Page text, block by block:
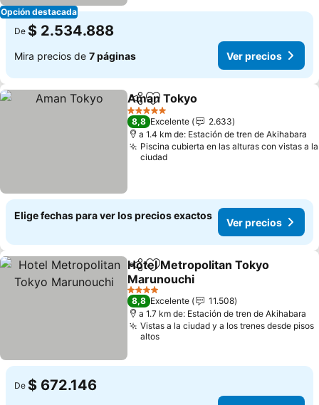
Opción destacada
De $ 2.534.888
Mira precios de 7 páginas Ver precios
CompartirAgregar a favoritos
Aman Tokyo
5 Estrellas
8,8 Excelente
2.633
a 1.4 km de: Estación de tren de Akihabara
Piscina cubierta en las alturas con vistas a la
ciudad
Elige fechas para ver los precios exactos
Ver precios
CompartirAgregar a favoritos
Hotel Metropolitan Tokyo
Marunouchi
4 Estrellas
8,8 Excelente
11.508
a 1.7 km de: Estación de tren de Akihabara
Vistas a la ciudad y a los trenes desde pisos
altos
De $ 672.146